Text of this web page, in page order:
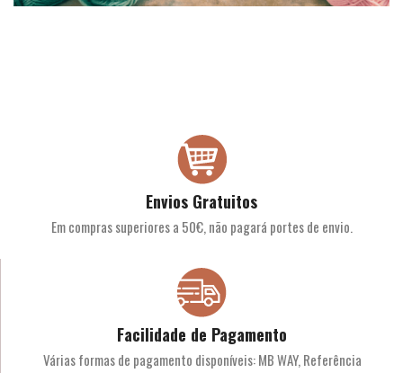
Envios Gratuitos
Em compras superiores a 50€, não pagará portes de envio.
Facilidade de Pagamento
Várias formas de pagamento disponíveis: MB WAY, Referência